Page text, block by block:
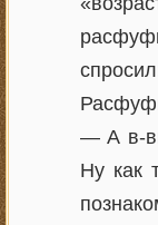
— А в-
Ну как